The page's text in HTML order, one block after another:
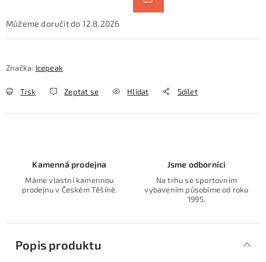
12.8.2026
Značka: Icepeak
Tisk Zeptat se Hlídat Sdílet
Kamenná prodejna
Máme vlastní kamennou
prodejnu v Českém Těšíně.
Jsme odborníci
Na trhu se sportovním
vybavením působíme od roku
1995.
Popis produktu